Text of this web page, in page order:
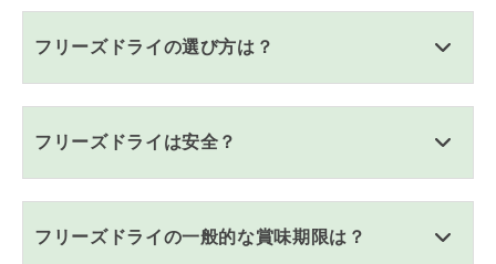
フリーズドライの選び方は？
フリーズドライは安全？
フリーズドライの一般的な賞味期限は？